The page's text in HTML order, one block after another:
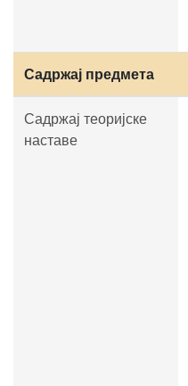
Садржај предмета
Садржај теоријске
наставе